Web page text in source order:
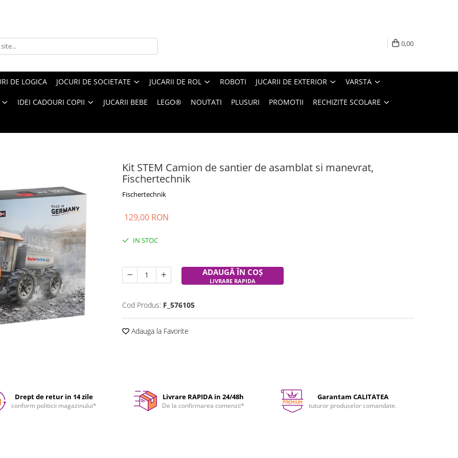
0,00
DE LOGICA JOCURI DE SOCIETATE JUCARII DE ROL ROBOTI JUCARII DE EXTERIOR VARSTA
IDEI CADOURI COPII JUCARII BEBE LEGO® NOUTATI PLUSURI PROMOTII RECHIZITE SCOLARE
Kit STEM Camion de santier de asamblat si manevrat,
Fischertechnik
Fischertechnik
129,00 RON
IN STOC
ADAUGĂ ÎN COȘ
LIVRARE RAPIDA
Cod Produs: F_576105
Adauga la Favorite
Drept de retur in 14 zile
conform politicii magazinului*
Livrare RAPIDA in 24/48h
De la confirmarea comenzii*
Garantam CALITATEA
tuturor produselor comandate.